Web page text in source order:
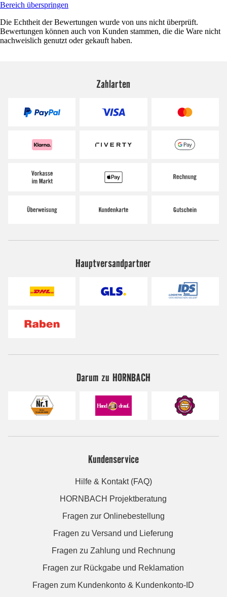
Bereich überspringen
Die Echtheit der Bewertungen wurde von uns nicht überprüft.
Bewertungen können auch von Kunden stammen, die die Ware nicht
nachweislich genutzt oder gekauft haben.
Zahlarten
Hauptversandpartner
Darum zu HORNBACH
Kundenservice
Hilfe & Kontakt (FAQ)
HORNBACH Projektberatung
Fragen zur Onlinebestellung
Fragen zu Versand und Lieferung
Fragen zu Zahlung und Rechnung
Fragen zur Rückgabe und Reklamation
Fragen zum Kundenkonto & Kundenkonto-ID